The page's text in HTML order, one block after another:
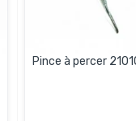
Pince à percer